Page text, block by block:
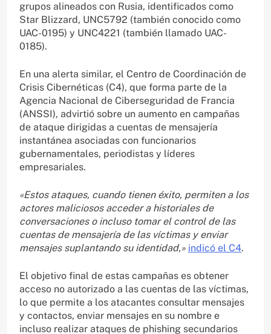
grupos alineados con Rusia, identificados como
Star Blizzard, UNC5792 (también conocido como
UAC-0195) y UNC4221 (también llamado UAC-
0185).
En una alerta similar, el Centro de Coordinación de
Crisis Cibernéticas (C4), que forma parte de la
Agencia Nacional de Ciberseguridad de Francia
(ANSSI), advirtió sobre un aumento en campañas
de ataque dirigidas a cuentas de mensajería
instantánea asociadas con funcionarios
gubernamentales, periodistas y líderes
empresariales.
«Estos ataques, cuando tienen éxito, permiten a los
actores maliciosos acceder a historiales de
conversaciones o incluso tomar el control de las
cuentas de mensajería de las víctimas y enviar
mensajes suplantando su identidad,» indicó el C4.
El objetivo final de estas campañas es obtener
acceso no autorizado a las cuentas de las víctimas,
lo que permite a los atacantes consultar mensajes
y contactos, enviar mensajes en su nombre e
incluso realizar ataques de phishing secundarios